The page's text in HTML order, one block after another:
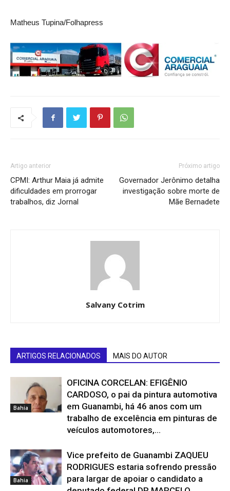
Matheus Tupina/Folhapress
Artigo anterior
CPMI: Arthur Maia já admite
dificuldades em prorrogar
trabalhos, diz Jornal
Próximo artigo
Governador Jerônimo detalha
investigação sobre morte de
Mãe Bernadete
Salvany Cotrim
ARTIGOS RELACIONADOS MAIS DO AUTOR
Bahia
OFICINA CORCELAN: EFIGÊNIO
CARDOSO, o pai da pintura automotiva
em Guanambi, há 46 anos com um
trabalho de excelência em pinturas de
veículos automotores,...
Bahia
Vice prefeito de Guanambi ZAQUEU
RODRIGUES estaria sofrendo pressão
para largar de apoiar o candidato a